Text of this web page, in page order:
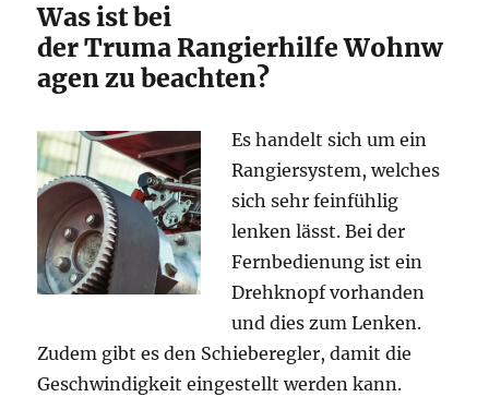
Was ist bei
der Truma Rangierhilfe Wohnw
agen zu beachten?
Es handelt sich um ein
Rangiersystem, welches
sich sehr feinfühlig
lenken lässt. Bei der
Fernbedienung ist ein
Drehknopf vorhanden
und dies zum Lenken.
Zudem gibt es den Schieberegler, damit die
Geschwindigkeit eingestellt werden kann.